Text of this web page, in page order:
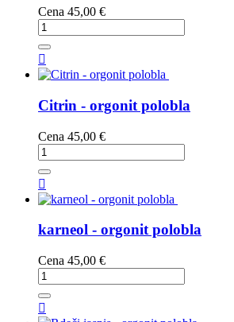
Cena 45,00 €

Citrin - orgonit polobla
Cena 45,00 €

karneol - orgonit polobla
Cena 45,00 €
